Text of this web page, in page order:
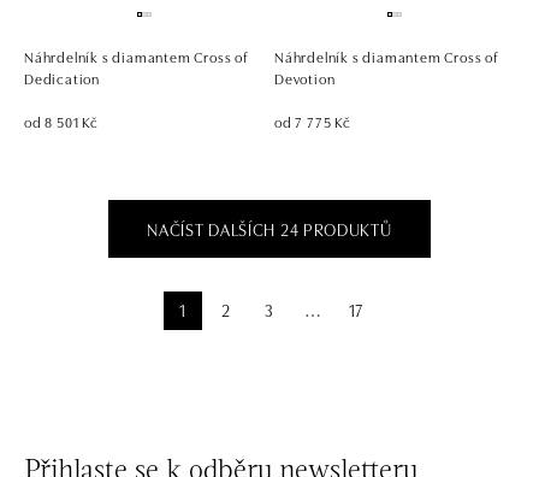
Náhrdelník s diamantem Cross of
Dedication
od 8 501 Kč
Náhrdelník s diamantem Cross of
Devotion
od 7 775 Kč
NAČÍST DALŠÍCH 24 PRODUKTŮ
1 2 3 ⋯ 17